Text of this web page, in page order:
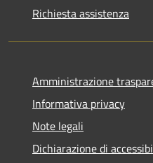
Richiesta assistenza
Amministrazione
Informativa privacy
Note legali
Dichiarazione di